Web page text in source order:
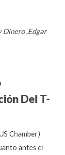
Dinero ,Edgar
Del T-
Chamber)
antes el